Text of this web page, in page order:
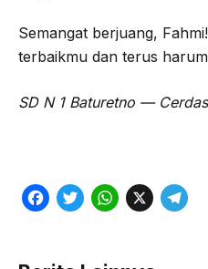
Semangat berjuang,
terbaikmu dan terus
SD N 1 Baturetno —
F
T
W
X
T